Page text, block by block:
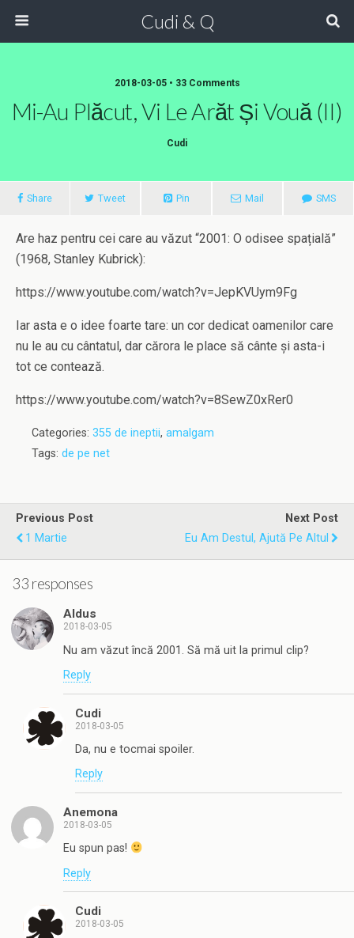
Cudi & Q
2018-03-05 • 33 Comments
Mi-Au Plăcut, Vi Le Arăt Și Vouă (II)
Cudi
Share Tweet Pin Mail SMS
Are haz pentru cei care au văzut “2001: O odisee spațială”
(1968, Stanley Kubrick):
https://www.youtube.com/watch?v=JepKVUym9Fg
Iar asta e o idee foarte tare: un cor dedicat oamenilor care
nu le au cu cântatul, dar cărora le place să cânte și asta-i
tot ce contează.
https://www.youtube.com/watch?v=8SewZ0xRer0
Categories: 355 de ineptii, amalgam
Tags: de pe net
Previous Post
1 Martie
Next Post
Eu Am Destul, Ajută Pe Altul
33 responses
Aldus
2018-03-05
Nu am văzut încă 2001. Să mă uit la primul clip?
Reply
Cudi
2018-03-05
Da, nu e tocmai spoiler.
Reply
Anemona
2018-03-05
Eu spun pas!
Reply
Cudi
2018-03-05